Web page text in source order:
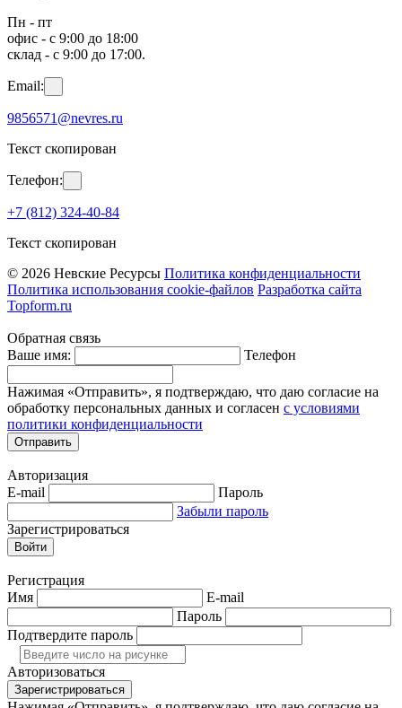
Пн - пт
офис - с 9:00 до 18:00
склад - с 9:00 до 17:00.
Email:
9856571@nevres.ru
Текст скопирован
Телефон:
+7 (812) 324-40-84
Текст скопирован
© 2026 Невские Ресурсы Политика конфиденциальности
Политика использования cookie-файлов Разработка сайта
Topform.ru
Обратная связь
Ваше имя:
Телефон
Нажимая «Отправить», я подтверждаю, что даю согласие на
обработку персональных данных и согласен с условиями
политики конфиденциальности
Отправить
Авторизация
E-mail
Пароль
Забыли пароль
Зарегистрироваться
Войти
Регистрация
Имя
E-mail
Пароль
Подтвердите пароль
Авторизоваться
Зарегистрироваться